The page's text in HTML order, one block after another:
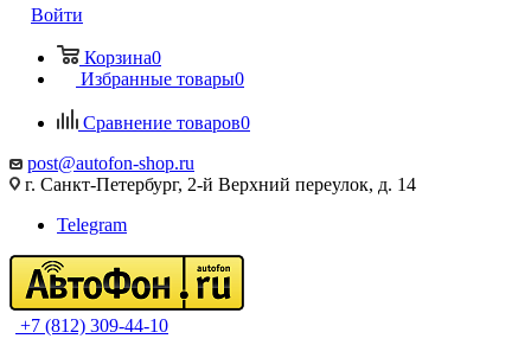
Войти
Корзина0
Избранные товары0
Сравнение товаров0
post@autofon-shop.ru
г. Санкт-Петербург, 2-й Верхний переулок, д. 14
Telegram
+7 (812) 309-44-10